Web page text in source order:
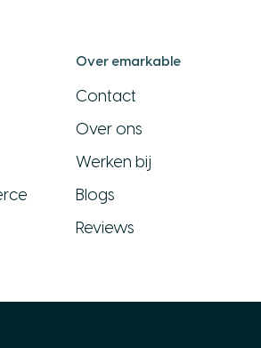
Over emarkable
Contact
Over ons
Werken bij
Blogs
Reviews